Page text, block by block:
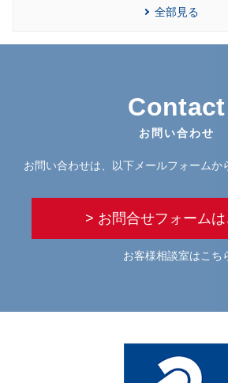
全部見る
Contact
お問い合わせ
お問い合わせは、以下メールフォームか
> お問合せフォームは
お客様相談室はこち